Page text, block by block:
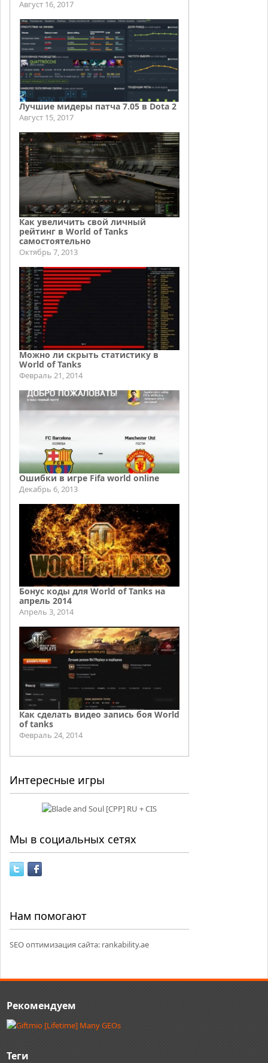
Август 16, 2017
Лучшие мидеры патча 7.05 в Dota 2
Август 15, 2017
Как увеличить свой личный
рейтинг в World of Tanks
самостоятельно
Октябрь 7, 2013
Можно ли скрыть статистику в
World of Tanks
Февраль 21, 2014
Ошибки в игре Fifa world online
Декабрь 6, 2013
Бонус коды для World of Tanks на
апрель 2014
Апрель 3, 2014
Как сделать видео запись боя World
of tanks
Февраль 24, 2014
Интересные игры
Мы в социальных сетях
Нам помогают
SEO оптимизация сайта: rankability.ae
Рекомендуем
Теги